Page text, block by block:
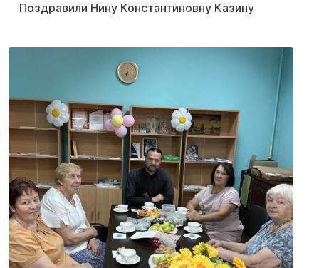
Поздравили Нину Константиновну Казину